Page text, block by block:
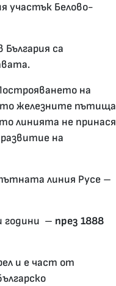
участък Белово-
са
на
железните пътища
линията не принася
на
линия Русе –
години – през 1888
и е част от